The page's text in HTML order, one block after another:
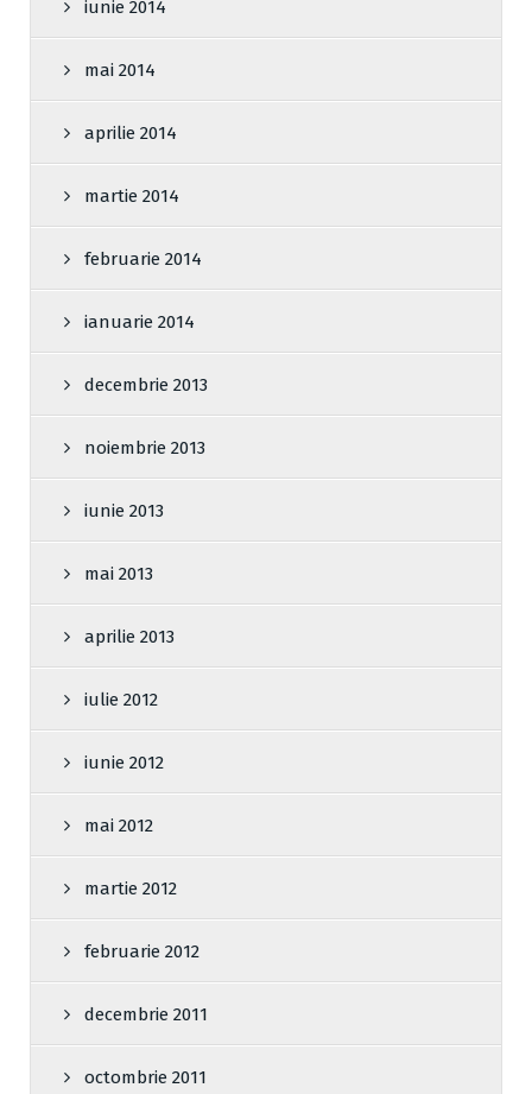
iunie 2014
mai 2014
aprilie 2014
martie 2014
februarie 2014
ianuarie 2014
decembrie 2013
noiembrie 2013
iunie 2013
mai 2013
aprilie 2013
iulie 2012
iunie 2012
mai 2012
martie 2012
februarie 2012
decembrie 2011
octombrie 2011